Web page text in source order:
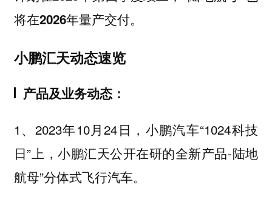
将在2026年量产交付。
小鹏汇天动态速览
产品及业务动态：
1、2023年10月24日，小鹏汽车“1024科技
日”上，小鹏汇天公开在研的全新产品-陆地
航母”分体式飞行汽车。